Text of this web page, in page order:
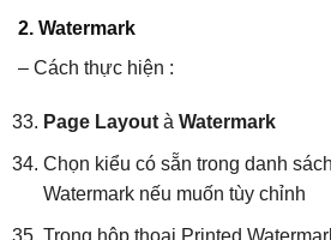
2. Watermark
– Cách thực hiện :
Page Layoutà Watermark
Chọn kiểu có sẵn trong danh
Watermark nếu muốn tùy chỉnh
Trong hộp thoại Printed